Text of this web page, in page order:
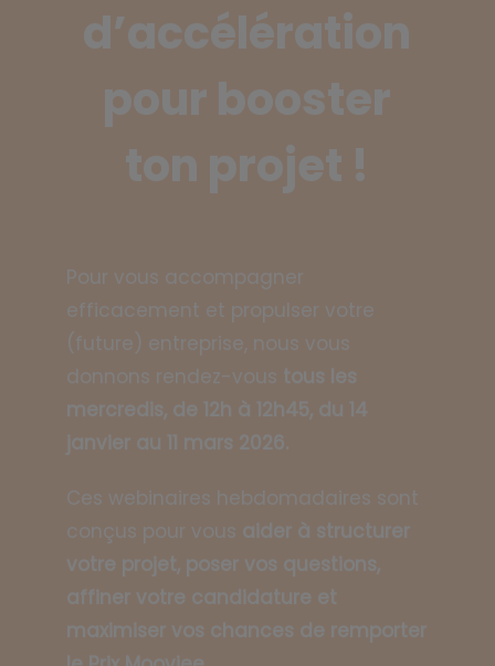
d’accélération
pour booster
ton projet !
Pour vous accompagner
efficacement et propulser votre
(future) entreprise, nous vous
donnons rendez-vous tous les
mercredis, de 12h à 12h45, du 14
janvier au 11 mars 2026.
Ces webinaires hebdomadaires sont
conçus pour vous aider à structurer
votre projet, poser vos questions,
affiner votre candidature et
maximiser vos chances de remporter